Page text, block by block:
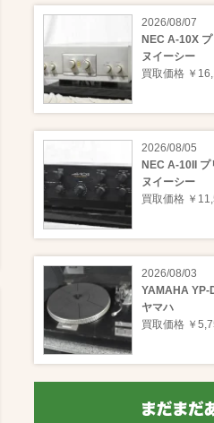
2026/08/07
NEC A-10X
ヌイーシー
買取価格 ￥
2026/08/05
NEC A-10II
ヌイーシー
買取価格 ￥
2026/08/03
YAMAHA YP-
ヤマハ
買取価格 ￥